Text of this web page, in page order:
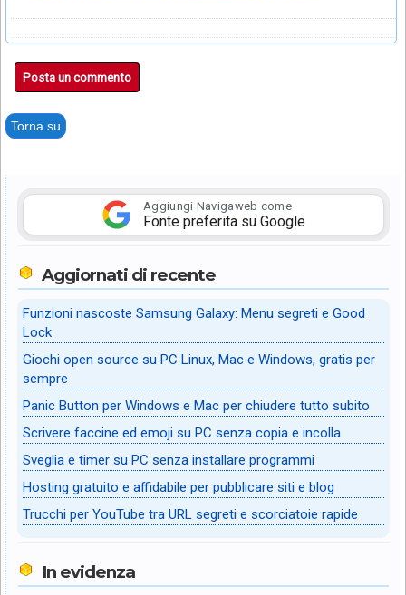
Posta un commento
Torna su
Aggiungi Navigaweb come
Fonte preferita su Google
Aggiornati di recente
Funzioni nascoste Samsung Galaxy: Menu segreti e Good
Lock
Giochi open source su PC Linux, Mac e Windows, gratis per
sempre
Panic Button per Windows e Mac per chiudere tutto subito
Scrivere faccine ed emoji su PC senza copia e incolla
Sveglia e timer su PC senza installare programmi
Hosting gratuito e affidabile per pubblicare siti e blog
Trucchi per YouTube tra URL segreti e scorciatoie rapide
In evidenza